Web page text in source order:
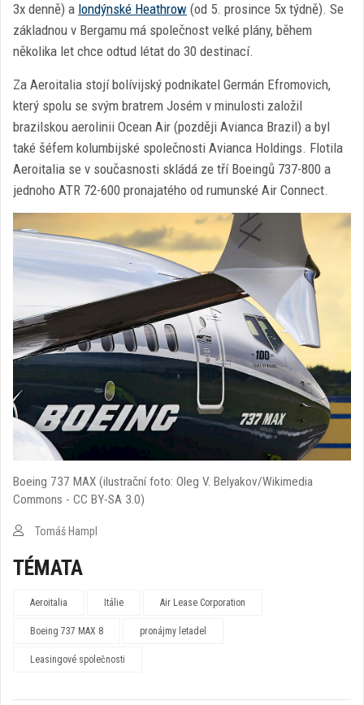
3x denně) a londýnské Heathrow (od 5. prosince 5x týdně). Se
základnou v Bergamu má společnost velké plány, během
několika let chce odtud létat do 30 destinací.
Za Aeroitalia stojí bolívijský podnikatel Germán Efromovich,
který spolu se svým bratrem Josém v minulosti založil
brazilskou aerolinii Ocean Air (později Avianca Brazil) a byl
také šéfem kolumbijské společnosti Avianca Holdings. Flotila
Aeroitalia se v současnosti skládá ze tří Boeingů 737-800 a
jednoho ATR 72-600 pronajatého od rumunské Air Connect.
Boeing 737 MAX (ilustrační foto: Oleg V. Belyakov/Wikimedia
Commons - CC BY-SA 3.0)
Tomáš Hampl
TÉMATA
Aeroitalia Itálie Air Lease Corporation
Boeing 737 MAX 8 pronájmy letadel
Leasingové společnosti